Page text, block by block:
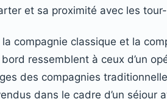
et sa proximité avec les
compagnie classique et la
ressemblent à ceux d’un
des compagnies
dans le cadre d’un séjour